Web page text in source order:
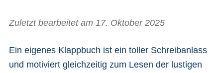
Zuletzt bearbeitet am 17. Oktober 2025
Ein eigenes Klappbuch ist ein toller Schreibanlass
und motiviert gleichzeitig zum Lesen der lustigen